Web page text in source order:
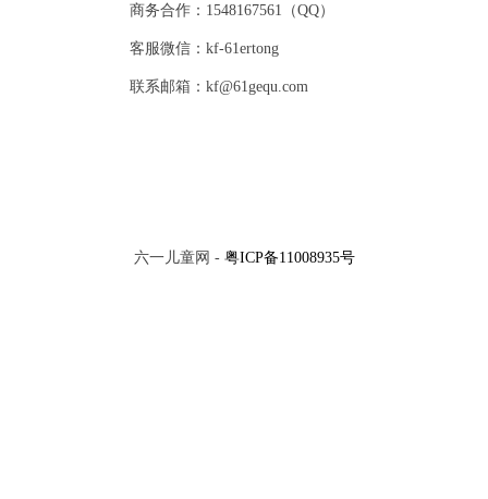
商务合作：1548167561（QQ）
客服微信：kf-61ertong
联系邮箱：kf@61gequ.com
六一儿童网 - 粤ICP备11008935号